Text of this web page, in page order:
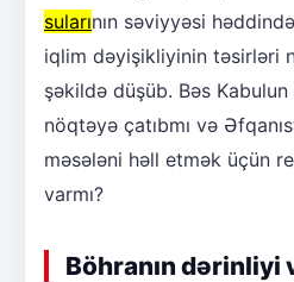
sularının səviyyəsi
iqlim dəyişikliyinin təsirləri
şəkildə düşüb. Bəs
nöqtəyə çatıbmı və
məsələni həll etmək üçün
varmı?
Böhranın dərinliyi